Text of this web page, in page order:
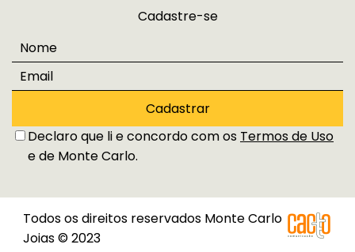
Cadastre-se
Cadastrar
Declaro que li e concordo com os Termos de Uso
e de Monte Carlo.
Todos os direitos reservados Monte Carlo
Joias © 2023